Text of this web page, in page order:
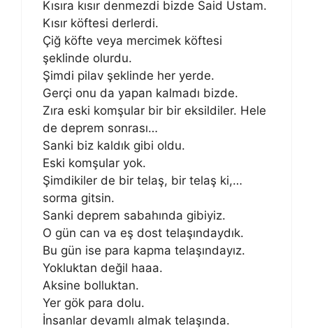
Kısıra kısır denmezdi bizde Said Ustam.
Kısır köftesi derlerdi.
Çiğ köfte veya mercimek köftesi
şeklinde olurdu.
Şimdi pilav şeklinde her yerde.
Gerçi onu da yapan kalmadı bizde.
Zıra eski komşular bir bir eksildiler. Hele
de deprem sonrası…
Sanki biz kaldık gibi oldu.
Eski komşular yok.
Şimdikiler de bir telaş, bir telaş ki,…
sorma gitsin.
Sanki deprem sabahında gibiyiz.
O gün can va eş dost telaşındaydık.
Bu gün ise para kapma telaşındayız.
Yokluktan değil haaa.
Aksine bolluktan.
Yer gök para dolu.
İnsanlar devamlı almak telaşında.